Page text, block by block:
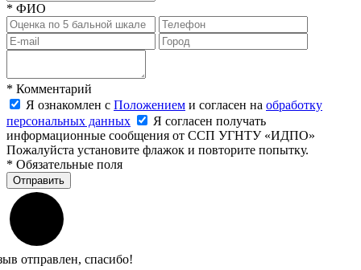
* ФИО
* Комментарий
Я ознакомлен с Положением и согласен на обработку
персональных данных
Я согласен получать
информационные сообщения от ССП УГНТУ «ИДПО»
Пожалуйста установите флажок и повторите попытку.
* Обязательные поля
Отправить
отправлен, спасибо!